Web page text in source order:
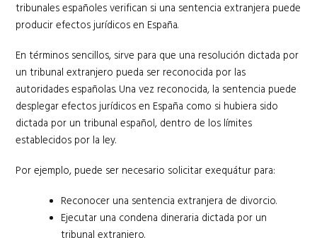
tribunales españoles verifican si una sentencia extranjera puede
producir efectos jurídicos en España.
En términos sencillos, sirve para que una resolución dictada por
un tribunal extranjero pueda ser reconocida por las
autoridades españolas. Una vez reconocida, la sentencia puede
desplegar efectos jurídicos en España como si hubiera sido
dictada por un tribunal español, dentro de los límites
establecidos por la ley.
Por ejemplo, puede ser necesario solicitar exequátur para:
Reconocer una sentencia extranjera de divorcio.
Ejecutar una condena dineraria dictada por un